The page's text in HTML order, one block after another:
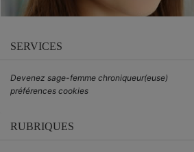
SERVICES
Devenez sage-femme chroniqueur(euse)
préférences cookies
RUBRIQUES